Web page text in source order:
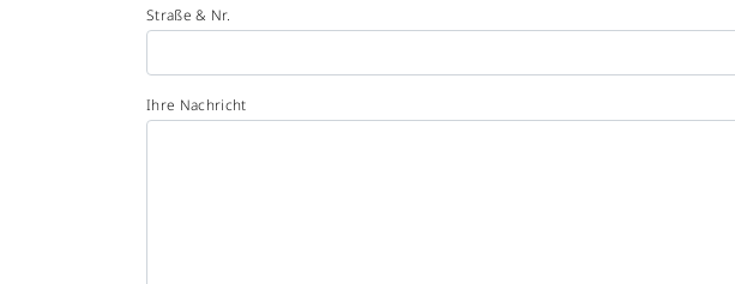
Straße & Nr.
Ihre Nachricht